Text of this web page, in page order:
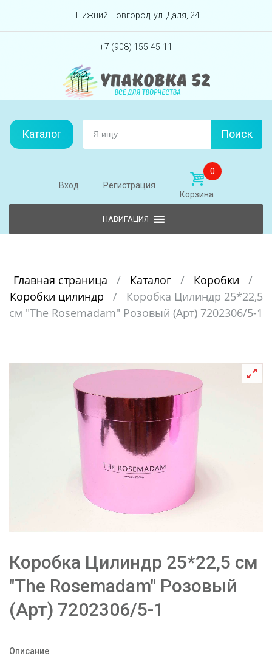
Перейти вниз
Нижний Новгород, ул. Даля, 24
+7 (908) 155-45-11
Каталог Поиск
Вход Регистрация
0
Корзина
Главная страница / Каталог / Коробки
/
Коробки цилиндр
/
Коробка Цилиндр 25*22,5
см "The Rosemadam" Розовый (Арт) 7202306/5-1
Коробка Цилиндр 25*22,5 см
"The Rosemadam" Розовый
(Арт) 7202306/5-1
Описание